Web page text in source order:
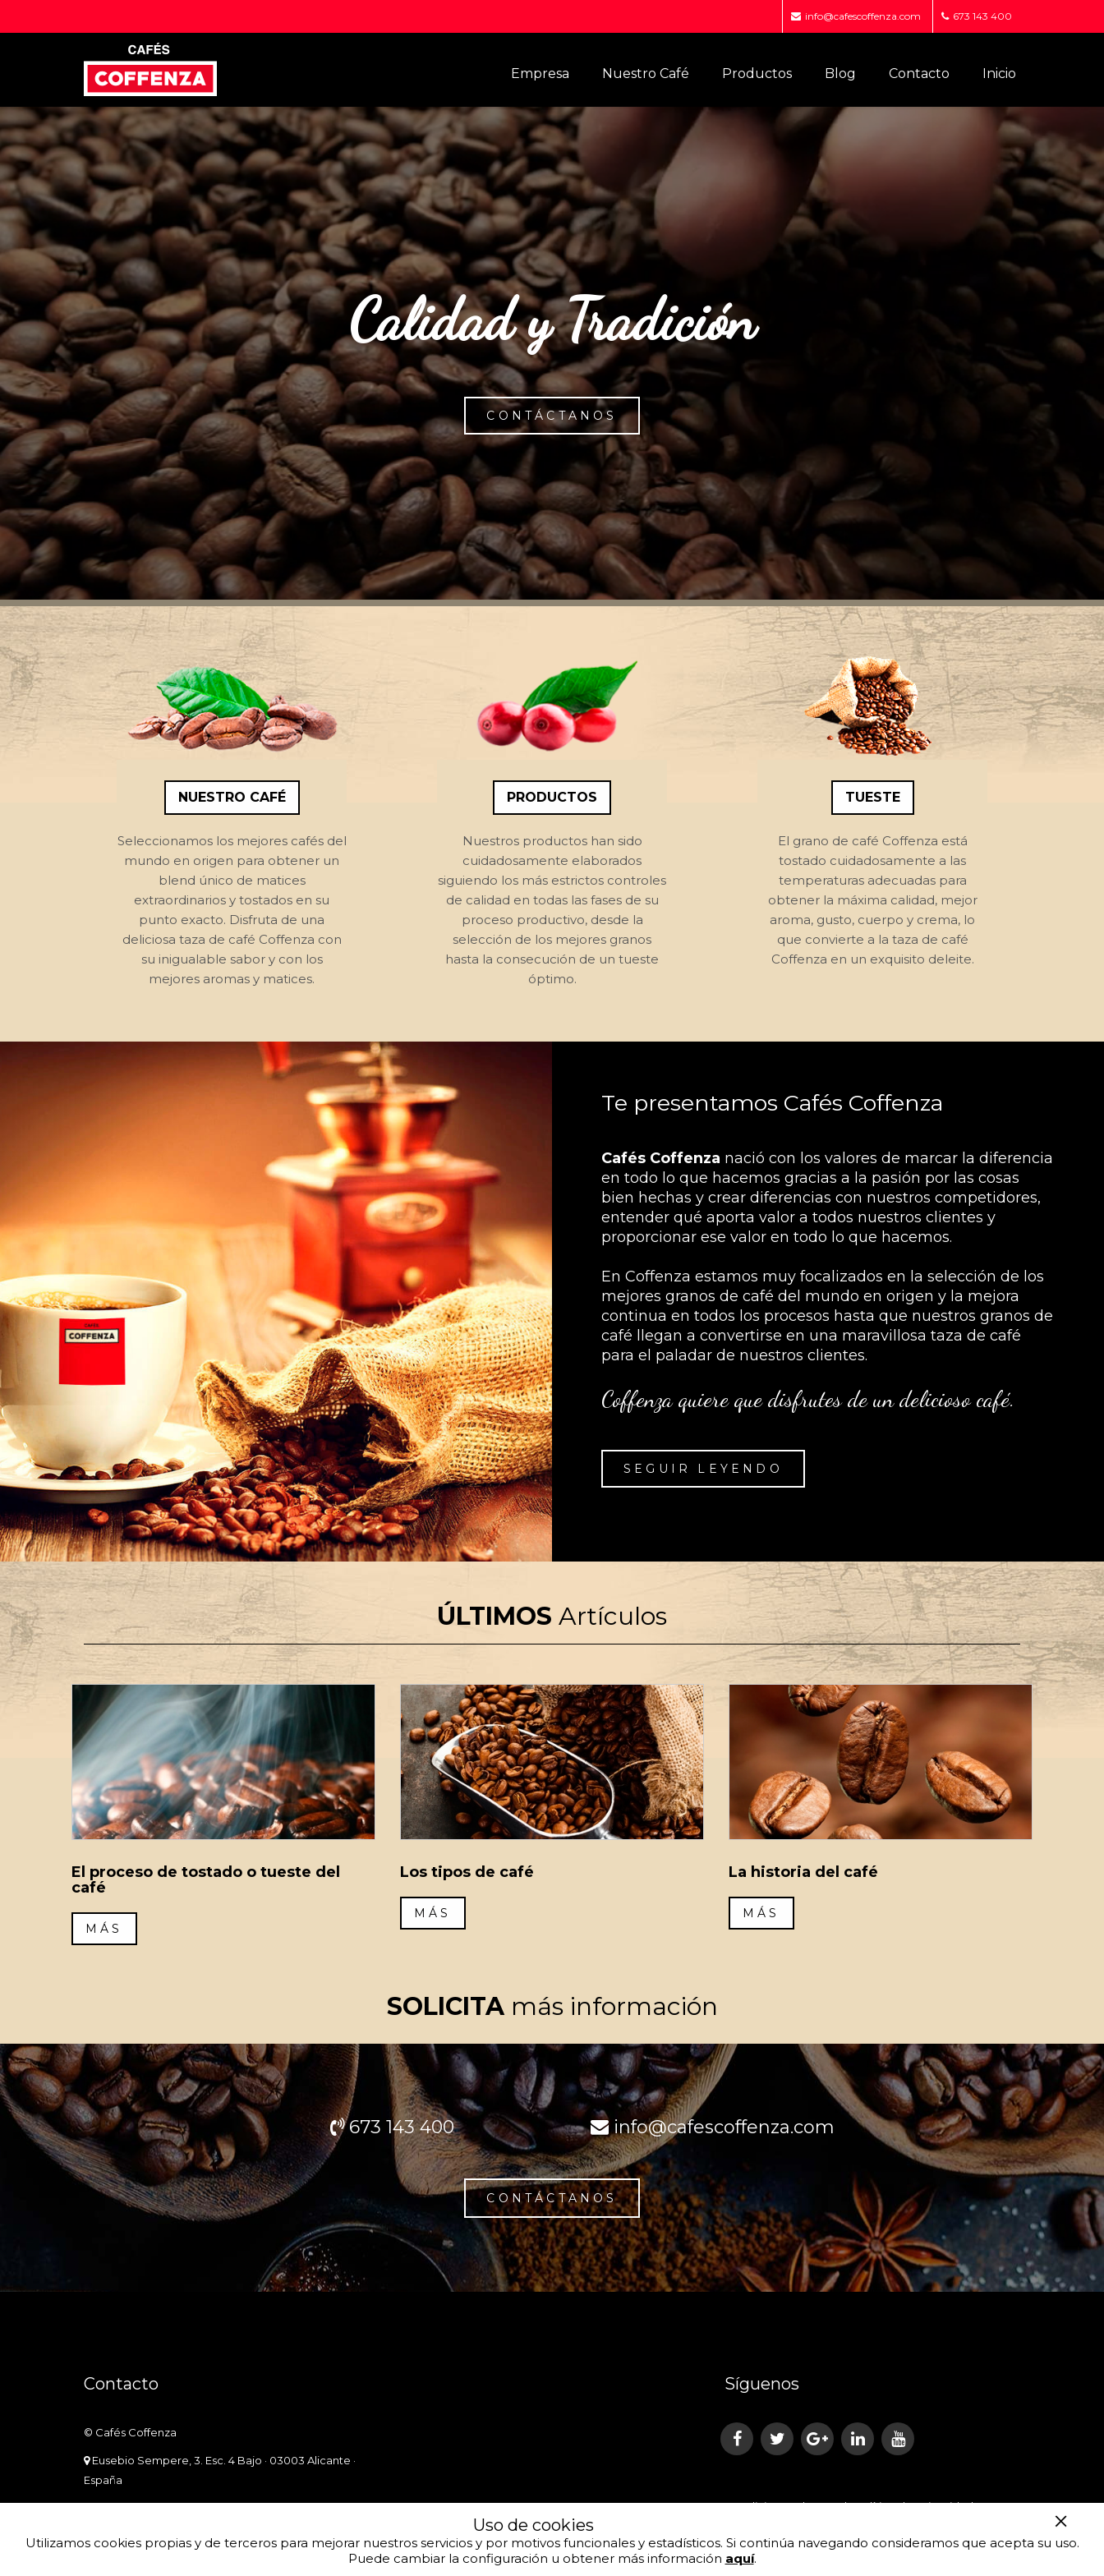
Uso de cookies
Utilizamos cookies propias y de terceros para mejorar nuestros servicios y por motivos funcionales y estadísticos. Si continúa navegando consideramos que acepta su uso.
Puede cambiar la configuración u obtener más información aquí.
info@cafescoffenza.com 673 143 400
Empresa Nuestro Café Productos Blog Contacto Inicio
Calidad y Tradición
CONTÁCTANOS
NUESTRO CAFÉ
Seleccionamos los mejores cafés del
mundo en origen para obtener un
blend único de matices
extraordinarios y tostados en su
punto exacto. Disfruta de una
deliciosa taza de café Coffenza con
su inigualable sabor y con los
mejores aromas y matices.
PRODUCTOS
Nuestros productos han sido
cuidadosamente elaborados
siguiendo los más estrictos controles
de calidad en todas las fases de su
proceso productivo, desde la
selección de los mejores granos
hasta la consecución de un tueste
óptimo.
TUESTE
El grano de café Coffenza está
tostado cuidadosamente a las
temperaturas adecuadas para
obtener la máxima calidad, mejor
aroma, gusto, cuerpo y crema, lo
que convierte a la taza de café
Coffenza en un exquisito deleite.
Te presentamos Cafés Coffenza
Cafés Coffenza nació con los valores de marcar la diferencia
en todo lo que hacemos gracias a la pasión por las cosas
bien hechas y crear diferencias con nuestros competidores,
entender qué aporta valor a todos nuestros clientes y
proporcionar ese valor en todo lo que hacemos.
En Coffenza estamos muy focalizados en la selección de los
mejores granos de café del mundo en origen y la mejora
continua en todos los procesos hasta que nuestros granos de
café llegan a convertirse en una maravillosa taza de café
para el paladar de nuestros clientes.
Coffenza quiere que disfrutes de un delicioso café.
SEGUIR LEYENDO
ÚLTIMOS Artículos
El proceso de tostado o tueste del
café
MÁS
Los tipos de café
MÁS
La historia del café
MÁS
SOLICITAmás información
673 143 400 info@cafescoffenza.com
CONTÁCTANOS
Contacto
© Cafés Coffenza
Eusebio Sempere, 3. Esc. 4 Bajo · 03003 Alicante ·
España
673 143 400
Síguenos
Condiciones de Uso|Política de Privacidad